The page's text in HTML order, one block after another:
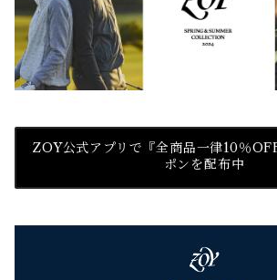
ZOY公式アプリで『全商品一律10％
ポンを配布中